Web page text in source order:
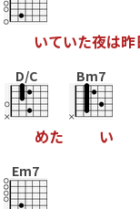
いていた夜は昨
D/C
めた
Bm7
い
Em7